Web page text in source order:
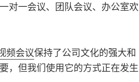
对一会议、团队会议、办公室欢
频会议保持了公司文化的强大和
，但我们使用它的方式正在发生